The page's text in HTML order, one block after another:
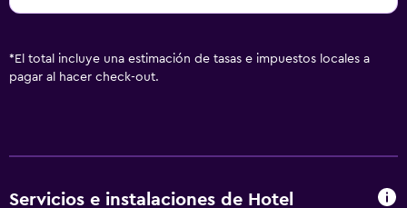
* El total incluye una estimación de tasas e impuestos locales a
pagar al hacer check-out.
Servicios e instalaciones de Hotel